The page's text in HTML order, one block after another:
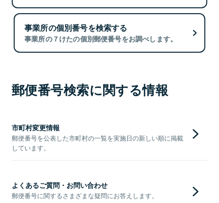
事業所の個別番号を検索する
事業所の７けたの個別郵便番号をお調べします。
郵便番号検索に関する情報
市町村変更情報
郵便番号を公表した市町村の一覧を実施日の新しい順に掲載
しています。
よくあるご質問・お問い合わせ
郵便番号に関するさまざまな疑問にお答えします。